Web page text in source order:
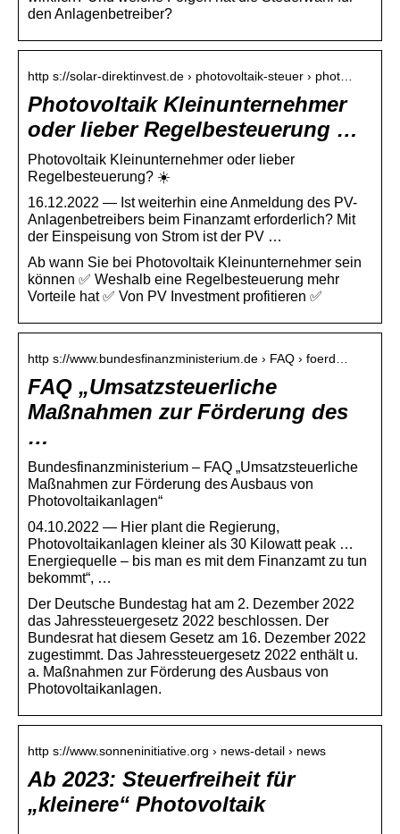
den Anlagenbetreiber?
http s://solar-direktinvest.de › photovoltaik-steuer › phot…
Photovoltaik Kleinunternehmer
oder lieber Regelbesteuerung …
Photovoltaik Kleinunternehmer oder lieber
Regelbesteuerung? ☀️
16.12.2022 — Ist weiterhin eine Anmeldung des PV-
Anlagenbetreibers beim Finanzamt erforderlich? Mit
der Einspeisung von Strom ist der PV …
Ab wann Sie bei Photovoltaik Kleinunternehmer sein
können ✅ Weshalb eine Regelbesteuerung mehr
Vorteile hat ✅ Von PV Investment profitieren ✅
http s://www.bundesfinanzministerium.de › FAQ › foerd…
FAQ „Umsatzsteuerliche
Maßnahmen zur Förderung des
…
Bundesfinanzministerium – FAQ „Umsatzsteuerliche
Maßnahmen zur Förderung des Ausbaus von
Photovoltaikanlagen“
04.10.2022 — Hier plant die Regierung,
Photovoltaikanlagen kleiner als 30 Kilowatt peak …
Energiequelle – bis man es mit dem Finanzamt zu tun
bekommt“, …
Der Deutsche Bundestag hat am 2. Dezember 2022
das Jahressteuergesetz 2022 beschlossen. Der
Bundesrat hat diesem Gesetz am 16. Dezember 2022
zugestimmt. Das Jahressteuergesetz 2022 enthält u.
a. Maßnahmen zur Förderung des Ausbaus von
Photovoltaikanlagen.
http s://www.sonneninitiative.org › news-detail › news
Ab 2023: Steuerfreiheit für
„kleinere“ Photovoltaik